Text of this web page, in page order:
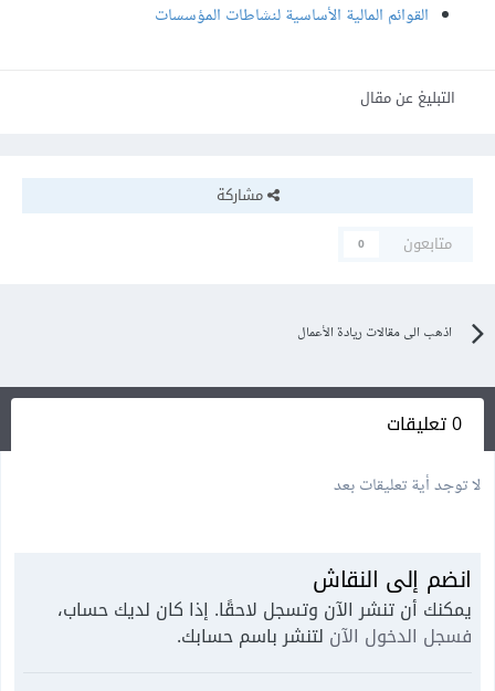
القوائم المالية الأساسية لنشاطات المؤسسات
التبليغ عن مقال
مشاركة
متابعون
0
اذهب الى مقالات ريادة الأعمال
0 تعليقات
لا توجد أية تعليقات بعد
انضم إلى النقاش
يمكنك أن تنشر الآن وتسجل لاحقًا. إذا كان لديك حساب،
فسجل الدخول الآن لتنشر باسم حسابك.